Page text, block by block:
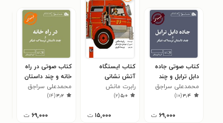
کتاب صوتی جاده
دابل ترابل و چند
داستان ترسناک
دیگر
محمدعلی سراجق
۳٫۴(۱۰)
۶۹,۰۰۰ ت
کتاب ایستگاه
آتش نشانی
رابرت مانش
۵٫۰(۲)
۱۵,۰۰۰ ت
کتاب صوتی در راه
خانه و چند داستان
ترسناک دیگر
محمدعلی سراجق
۳٫۲(۱۴)
۶۹,۰۰۰ ت